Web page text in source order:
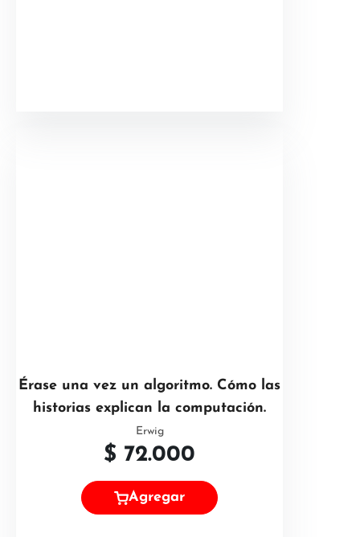
Érase una vez un algoritmo. Cómo las
historias explican la computación.
Erwig
$ 72.000
Agregar